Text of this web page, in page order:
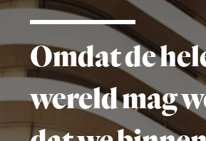
Omdat de hele
wereld mag weten
dat we binnen de
redactie­muren van